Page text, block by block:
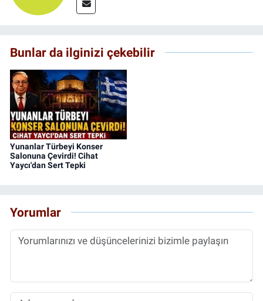
Bunlar da ilginizi çekebilir
Yunanlar Türbeyi Konser
Salonuna Çevirdi! Cihat
Yaycı'dan Sert Tepki
Yorumlar